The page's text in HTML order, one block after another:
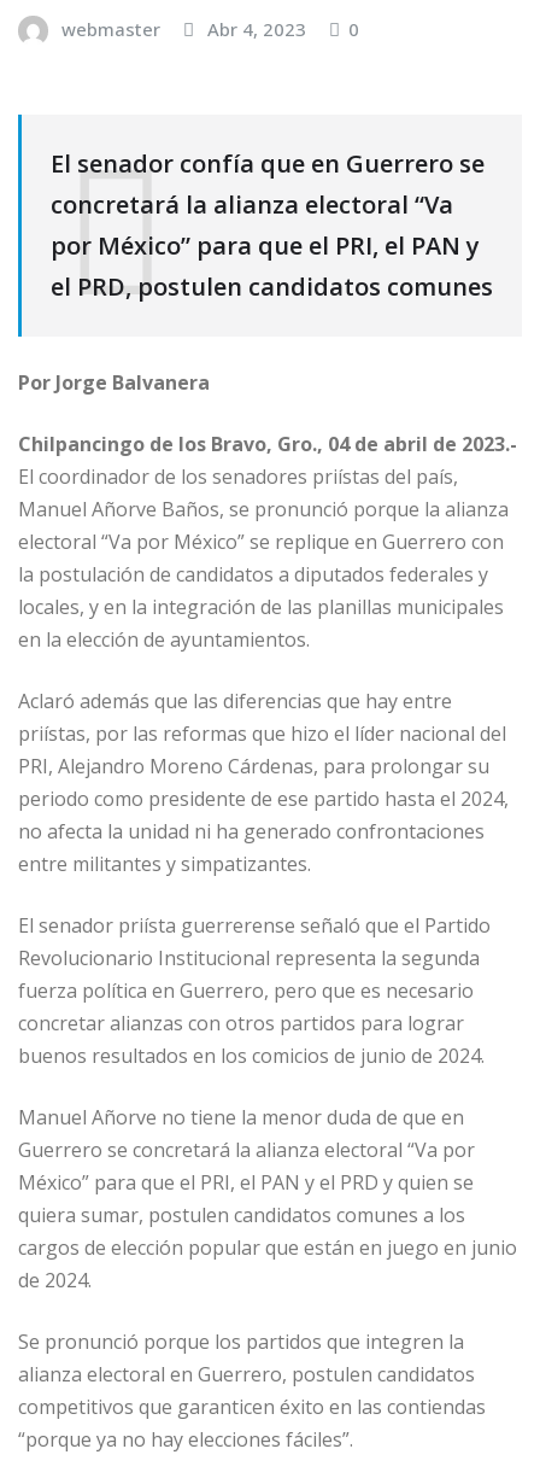
webmaster Abr 4, 2023 0
El senador confía que en Guerrero se
concretará la alianza electoral “Va
por México” para que el PRI, el PAN y
el PRD, postulen candidatos comunes
Por Jorge Balvanera
Chilpancingo de los Bravo, Gro., 04 de abril de 2023.-
El coordinador de los senadores priístas del país,
Manuel Añorve Baños, se pronunció porque la alianza
electoral “Va por México” se replique en Guerrero con
la postulación de candidatos a diputados federales y
locales, y en la integración de las planillas municipales
en la elección de ayuntamientos.
Aclaró además que las diferencias que hay entre
priístas, por las reformas que hizo el líder nacional del
PRI, Alejandro Moreno Cárdenas, para prolongar su
periodo como presidente de ese partido hasta el 2024,
no afecta la unidad ni ha generado confrontaciones
entre militantes y simpatizantes.
El senador priísta guerrerense señaló que el Partido
Revolucionario Institucional representa la segunda
fuerza política en Guerrero, pero que es necesario
concretar alianzas con otros partidos para lograr
buenos resultados en los comicios de junio de 2024.
Manuel Añorve no tiene la menor duda de que en
Guerrero se concretará la alianza electoral “Va por
México” para que el PRI, el PAN y el PRD y quien se
quiera sumar, postulen candidatos comunes a los
cargos de elección popular que están en juego en junio
de 2024.
Se pronunció porque los partidos que integren la
alianza electoral en Guerrero, postulen candidatos
competitivos que garanticen éxito en las contiendas
“porque ya no hay elecciones fáciles”.